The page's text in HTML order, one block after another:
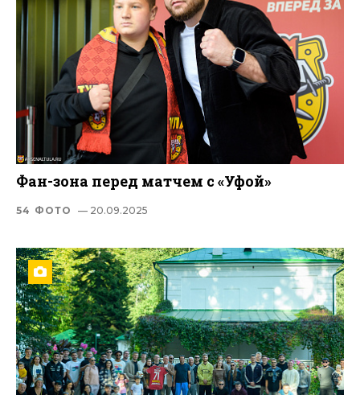
Фан-зона перед матчем с «Уфой»
54 ФОТО — 20.09.2025